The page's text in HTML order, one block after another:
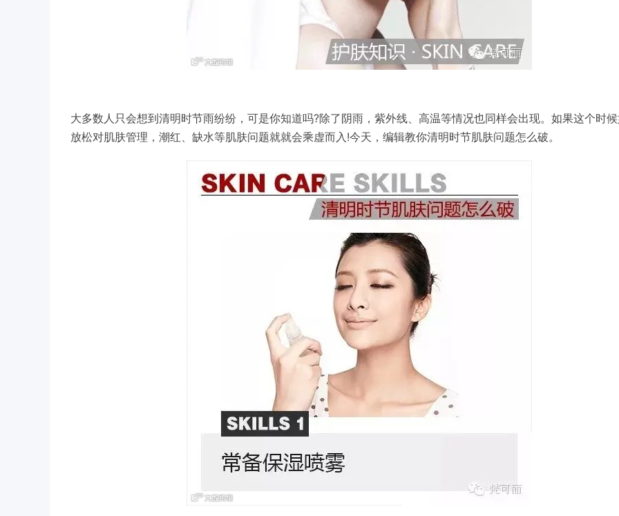
大多数人只会想到清明时节雨纷纷，可是你知道吗?除了阴雨，紫外线、高温等情况也同样会出现。如果这个时
放松对肌肤管理，潮红、缺水等肌肤问题就就会乘虚而入 !今天，编辑教你清明时节肌肤问题怎么破。